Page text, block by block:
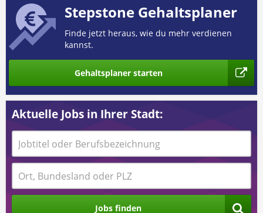
Stepstone Gehaltsplaner
Finde jetzt heraus, wie du mehr verdienen
kannst.
Gehaltsplaner starten
Aktuelle Jobs in Ihrer Stadt:
Jobs finden